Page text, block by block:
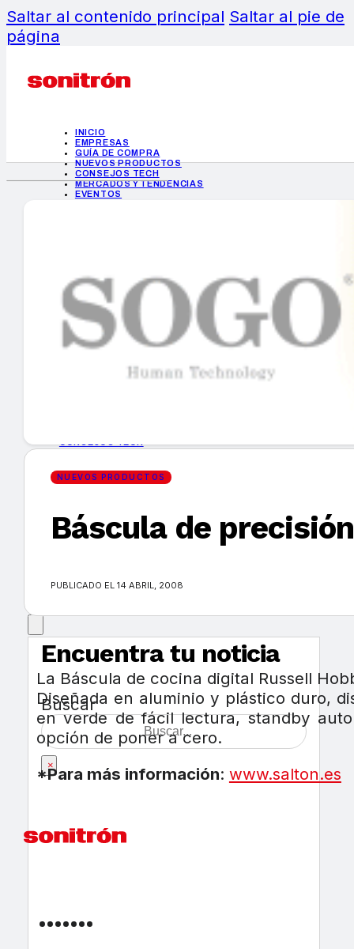
Saltar al contenido principal Saltar al pie de
página
INICIO
EMPRESAS
GUÍA DE COMPRA
NUEVOS PRODUCTOS
CONSEJOS TECH
MERCADOS Y TENDENCIAS
EVENTOS
INICIO
EMPRESAS
GUÍA DE COMPRA
MERCADOS Y TENDENCIAS
EVENTOS
Encuentra tu noticia
Buscar
×
NUEVOS PRODUCTOS
Báscula de
PUBLICADO EL 14 ABRIL, 2008
La Báscula de cocina digital Russell
Diseñada en aluminio y plástico duro,
en verde de fácil lectura, standby
opción de poner a cero.
*Para más información: www.salton.es